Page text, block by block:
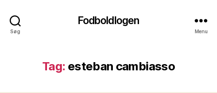
Søg
Fodboldlogen
Menu
Tag: esteban cambiasso